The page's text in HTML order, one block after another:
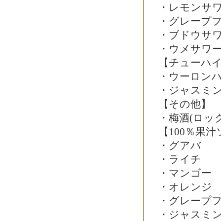
・レモンサ
・グレープ
・ブドウサ
・ウメサワ
【チューハ
・ウーロン
・ジャスミ
【その他】
・梅酒(ロッ
【100％果
・グアバ
・ライチ
・マンゴー
・オレンジ
・グレープ
・ジャスミ